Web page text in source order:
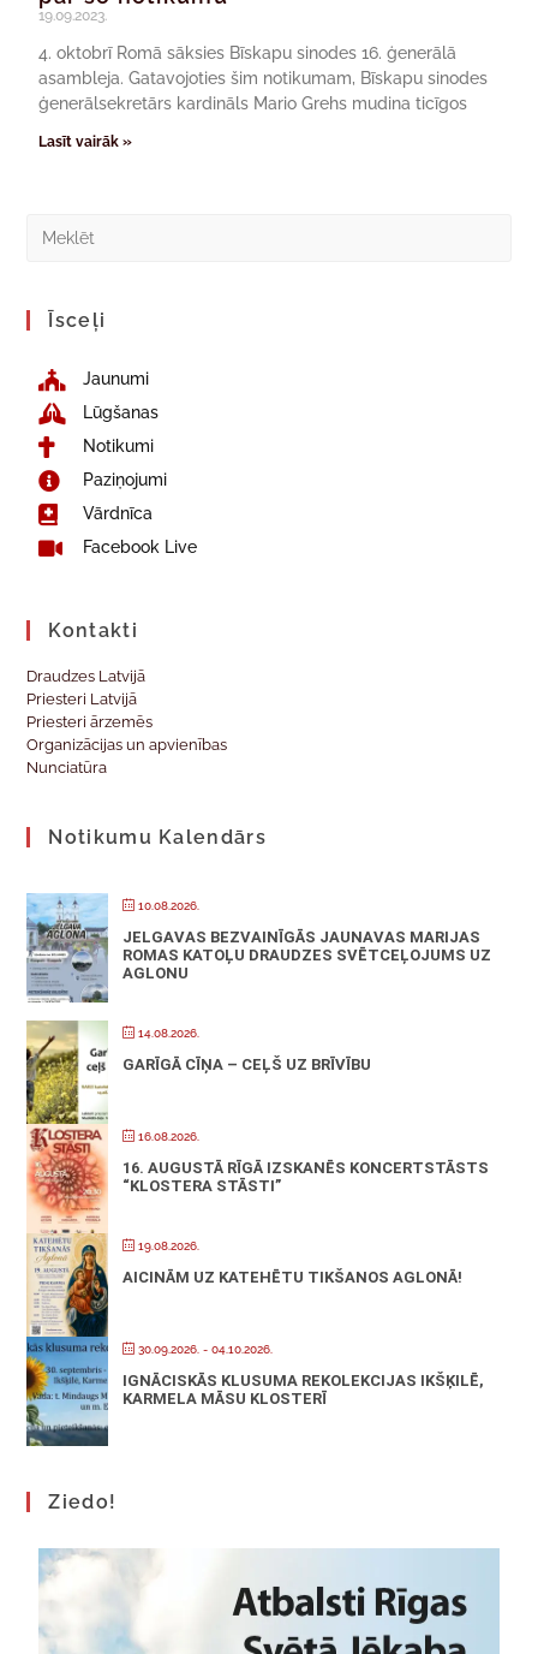
19.09.2023.
4. oktobrī Romā sāksies Bīskapu sinodes 16. ģenerālā
asambleja. Gatavojoties šim notikumam, Bīskapu sinodes
ģenerālsekretārs kardināls Mario Grehs mudina ticīgos
Lasīt vairāk »
Īsceļi
Jaunumi
Lūgšanas
Notikumi
Paziņojumi
Vārdnīca
Facebook Live
Kontakti
Draudzes Latvijā
Priesteri Latvijā
Priesteri ārzemēs
Organizācijas un apvienības
Nunciatūra
Notikumu Kalendārs
10.08.2026.
JELGAVAS BEZVAINĪGĀS JAUNAVAS MARIJAS
ROMAS KATOĻU DRAUDZES SVĒTCEĻOJUMS UZ
AGLONU
14.08.2026.
GARĪGĀ CĪŅA – CEĻŠ UZ BRĪVĪBU
16.08.2026.
16. AUGUSTĀ RĪGĀ IZSKANĒS KONCERTSTĀSTS
“KLOSTERA STĀSTI”
19.08.2026.
AICINĀM UZ KATEHĒTU TIKŠANOS AGLONĀ!
30.09.2026. - 04.10.2026.
IGNĀCISKĀS KLUSUMA REKOLEKCIJAS IKŠĶILĒ,
KARMELA MĀSU KLOSTERĪ
Ziedo!